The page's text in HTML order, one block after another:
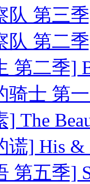
队 第三
队 第二
第二季]
骑士 第
] The
谎] His &
第五季]